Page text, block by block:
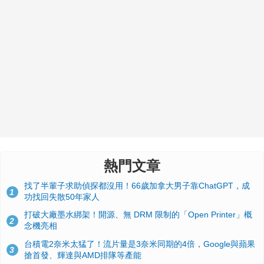
熱門文章
1
找了半輩子求助偵探都沒用！66歲加拿大男子靠ChatGPT，成
功找回失散50年家人
2
打破大廠墨水綁架！開源、無 DRM 限制的「Open Printer」概
念機亮相
3
台積電2奈米太猛了！流片量是3奈米同期的4倍，Google與蘋果
搶首發、輝達與AMD排隊等產能